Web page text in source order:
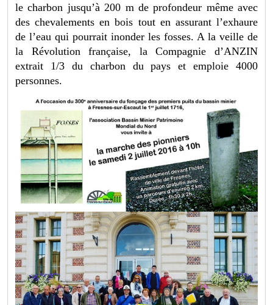
le charbon jusqu’à 200 m de profondeur même avec
des chevalements en bois tout en assurant l’exhaure
de l’eau qui pourrait inonder les fosses. A la veille de
la Révolution française, la Compagnie d’ANZIN
extrait 1/3 du charbon du pays et emploie 4000
personnes.